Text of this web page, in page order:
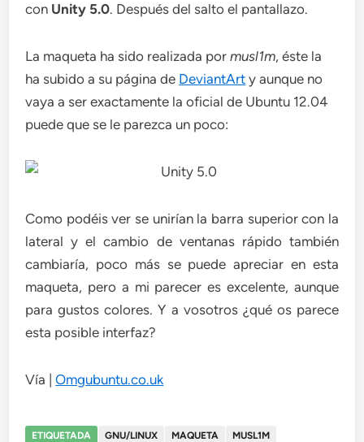
con Unity 5.0. Después del salto el pantallazo.
La maqueta ha sido realizada pormusl1m, éste la
ha subido a su página de DeviantArt y aunque no
vaya a ser exactamente la oficial de Ubuntu 12.04
puede que se le parezca un poco:
Como podéis ver se unirían la barra superior con la
lateral y el cambio de ventanas rápido también
cambiaría, poco más se puede apreciar en esta
maqueta, pero a mi parecer es excelente, aunque
para gustos colores. Y a vosotros ¿qué os parece
esta posible interfaz?
Vía |Omgubuntu.co.uk
ETIQUETADA GNU/LINUX MAQUETA
MUSL1M